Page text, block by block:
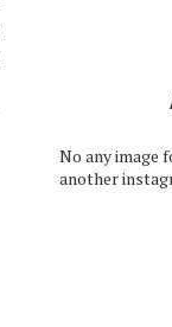
No any image
another